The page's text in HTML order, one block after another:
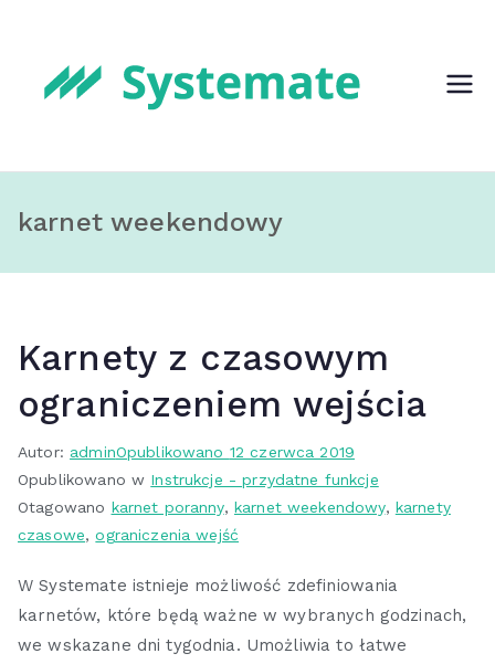
Systemat
Oprogramo
karnet weekendowy
Karnety z czasowym
ograniczeniem wejścia
Autor: adminOpublikowano 12 czerwca 2019
Opublikowano w Instrukcje - przydatne funkcje
Otagowano karnet poranny, karnet weekendowy, karnety
czasowe,ograniczenia wejść
W Systemate istnieje możliwość zdefiniowania
karnetów, które będą ważne w wybranych godzinach,
we wskazane dni tygodnia. Umożliwia to łatwe